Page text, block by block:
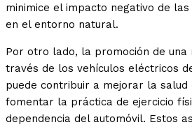
minimice el impacto negativo de
en el entorno natural.
Por otro lado, la promoción de una
través de los vehículos eléctricos
puede contribuir a mejorar la salud
fomentar la práctica de ejercicio
dependencia del automóvil. Estos